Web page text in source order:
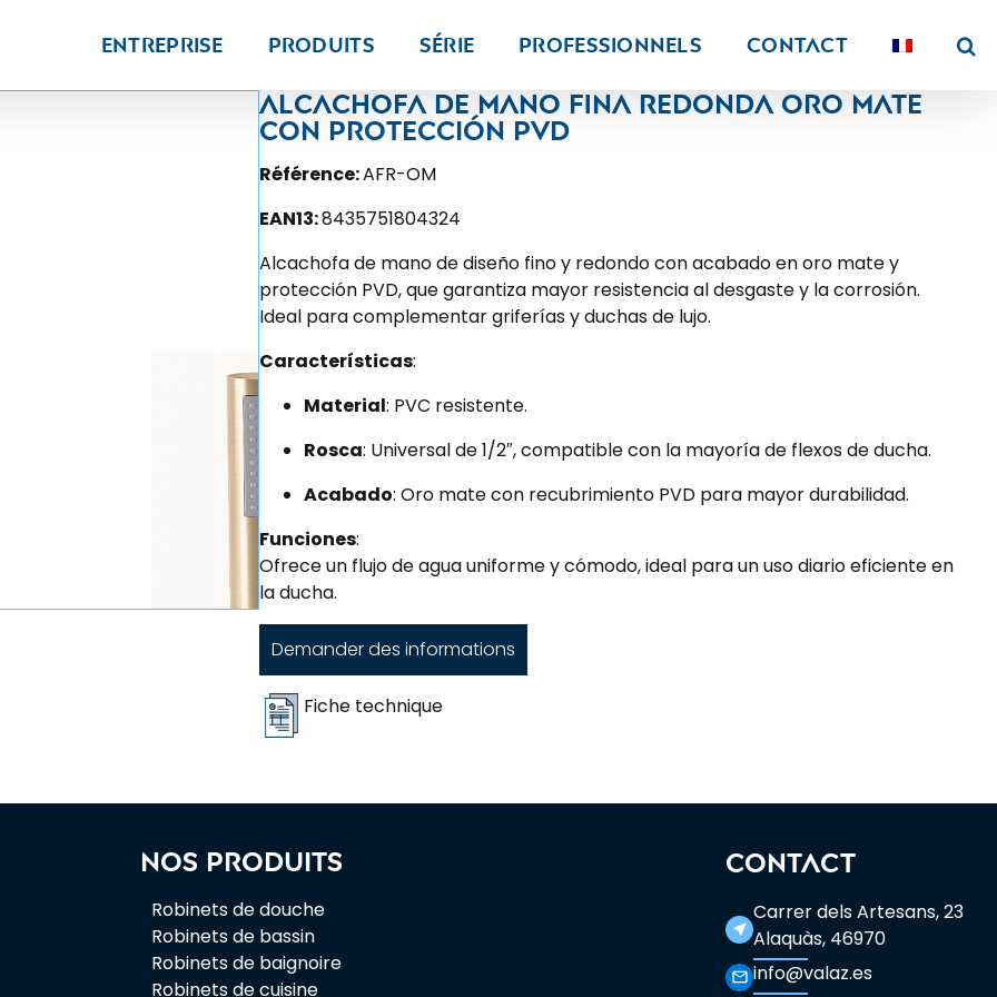
Entreprise Produits Série PROFESSIONNELS Contact
Alcachofa de mano fina redonda oro mate
con protección PVD
Référence:AFR-OM
EAN13:8435751804324
Alcachofa de mano de diseño fino y redondo con acabado en oro mate y
protección PVD, que garantiza mayor resistencia al desgaste y la corrosión.
Ideal para complementar griferías y duchas de lujo.
Características:
Material: PVC resistente.
Rosca: Universal de 1/2″, compatible con la mayoría de flexos de ducha.
Acabado: Oro mate con recubrimiento PVD para mayor durabilidad.
Funciones:
Ofrece un flujo de agua uniforme y cómodo, ideal para un uso diario eficiente en
la ducha.
Demander des informations
Fiche technique
Nos produits
Robinets de douche
Robinets de bassin
Robinets de baignoire
Robinets de cuisine
CONTACT
near_me
Carrer dels Artesans, 23
Alaquàs, 46970
mail_outline info@valaz.es